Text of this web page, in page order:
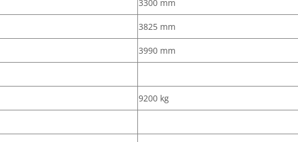
3300 mm
3825 mm
3990 mm
9200 kg